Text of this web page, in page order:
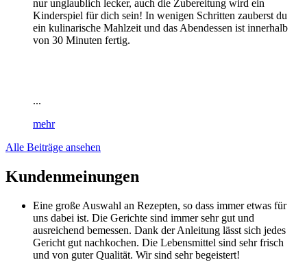
nur unglaublich lecker, auch die Zubereitung wird ein
Kinderspiel für dich sein! In wenigen Schritten zauberst du
ein kulinarische Mahlzeit und das Abendessen ist innerhalb
von 30 Minuten fertig.
...
mehr
Alle Beiträge ansehen
Kundenmeinungen
Eine große Auswahl an Rezepten, so dass immer etwas für
uns dabei ist. Die Gerichte sind immer sehr gut und
ausreichend bemessen. Dank der Anleitung lässt sich jedes
Gericht gut nachkochen. Die Lebensmittel sind sehr frisch
und von guter Qualität. Wir sind sehr begeistert!